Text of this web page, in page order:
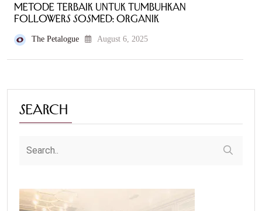
Metode Terbaik Untuk Tumbuhkan
Followers Sosmed: Organik
The Petalogue August 6, 2025
Search